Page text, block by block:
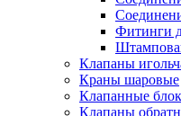
Фитинги
Клапаны
Краны шаровые
Клапанные
Клапаны